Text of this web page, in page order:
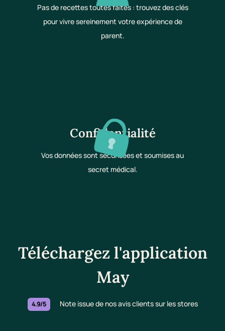
Pas de recettes toutes faites : trouvez des clés
pour vivre sereinement votre expérience de
parent.
Confidentialité
Vos données sont sécurisées et soumises au
secret médical.
Téléchargez l'application
May
4.9/5 Note issue de nos avis clients sur les stores